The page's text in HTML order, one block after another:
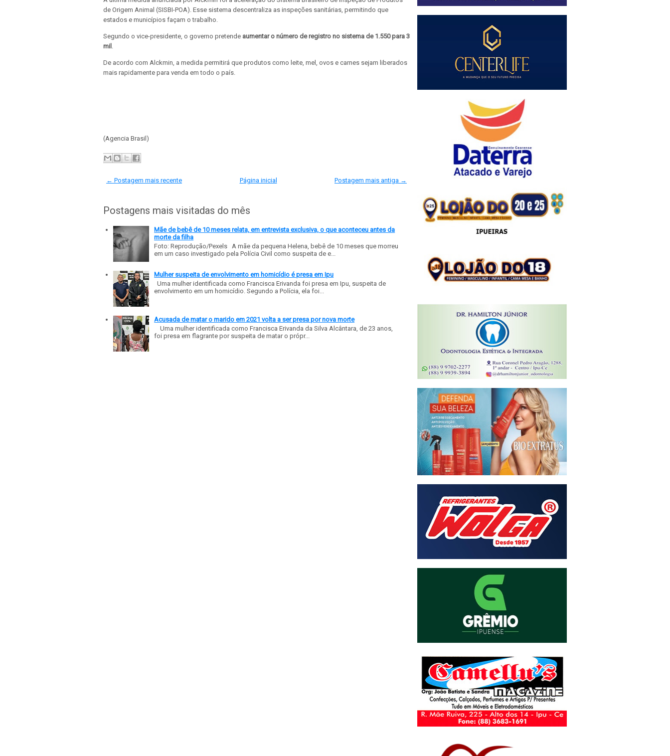
de Origem Animal (SISBI-POA). Esse sistema descentraliza as inspeções sanitárias, permitindo que
estados e municípios façam o trabalho.
Segundo o vice-presidente, o governo pretende aumentar o número de registro no sistema de 1.550 para 3
mil
De acordo com Alckmin, a medida permitirá que produtos como leite, mel, ovos e carnes sejam liberados
mais rapidamente para venda em todo o país.
(Agencia Brasil)
← Postagem mais recente Postagem mais antiga →
Página inicial
Postagens mais visitadas do mês
Mãe de bebê de 10 meses relata, em entrevista exclusiva, o que aconteceu antes da
morte da filha
Foto: Reprodução/Pexels A mãe da pequena Helena, bebê de 10 meses que morreu
em um caso investigado pela Polícia Civil como suspeita de e...
Mulher suspeita de envolvimento em homicídio é presa em Ipu
Uma mulher identificada como Francisca Erivanda foi presa em Ipu, suspeita de
envolvimento em um homicídio. Segundo a Polícia, ela foi...
Acusada de matar o marido em 2021 volta a ser presa por nova morte
Uma mulher identificada como Francisca Erivanda da Silva Alcântara, de 23 anos,
foi presa em flagrante por suspeita de matar o própr...